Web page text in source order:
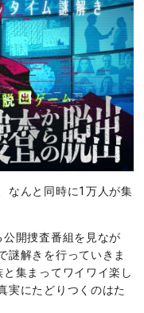
なんと同時に1万人が集
開捜査番組を見なが
謎解きを行っていきま
集まってワイワイ楽し
実にたどりつくのはた